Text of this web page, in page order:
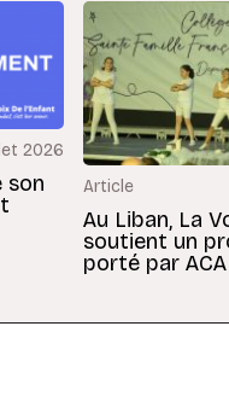
2026
son
Article
Au Liban, La
soutient un
porté par